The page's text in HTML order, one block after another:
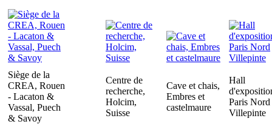
Siège de la
CREA, Rouen
- Lacaton &
Vassal, Puech
& Savoy
Centre de
recherche,
Holcim,
Suisse
Cave et chais,
Embres et
castelmaure
Hall
Paris Nord
Villepinte